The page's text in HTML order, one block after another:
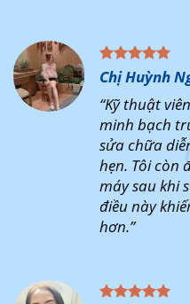
Chị Huỳnh
“Kỹ thuật
minh bạch
sửa chữa
hẹn. Tôi còn
máy sau khi
điều này
hơn.”